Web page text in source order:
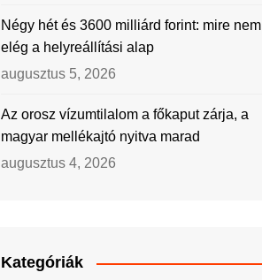
Négy hét és 3600 milliárd forint: mire nem
elég a helyreállítási alap
augusztus 5, 2026
Az orosz vízumtilalom a főkaput zárja, a
magyar mellékajtó nyitva marad
augusztus 4, 2026
Kategóriák